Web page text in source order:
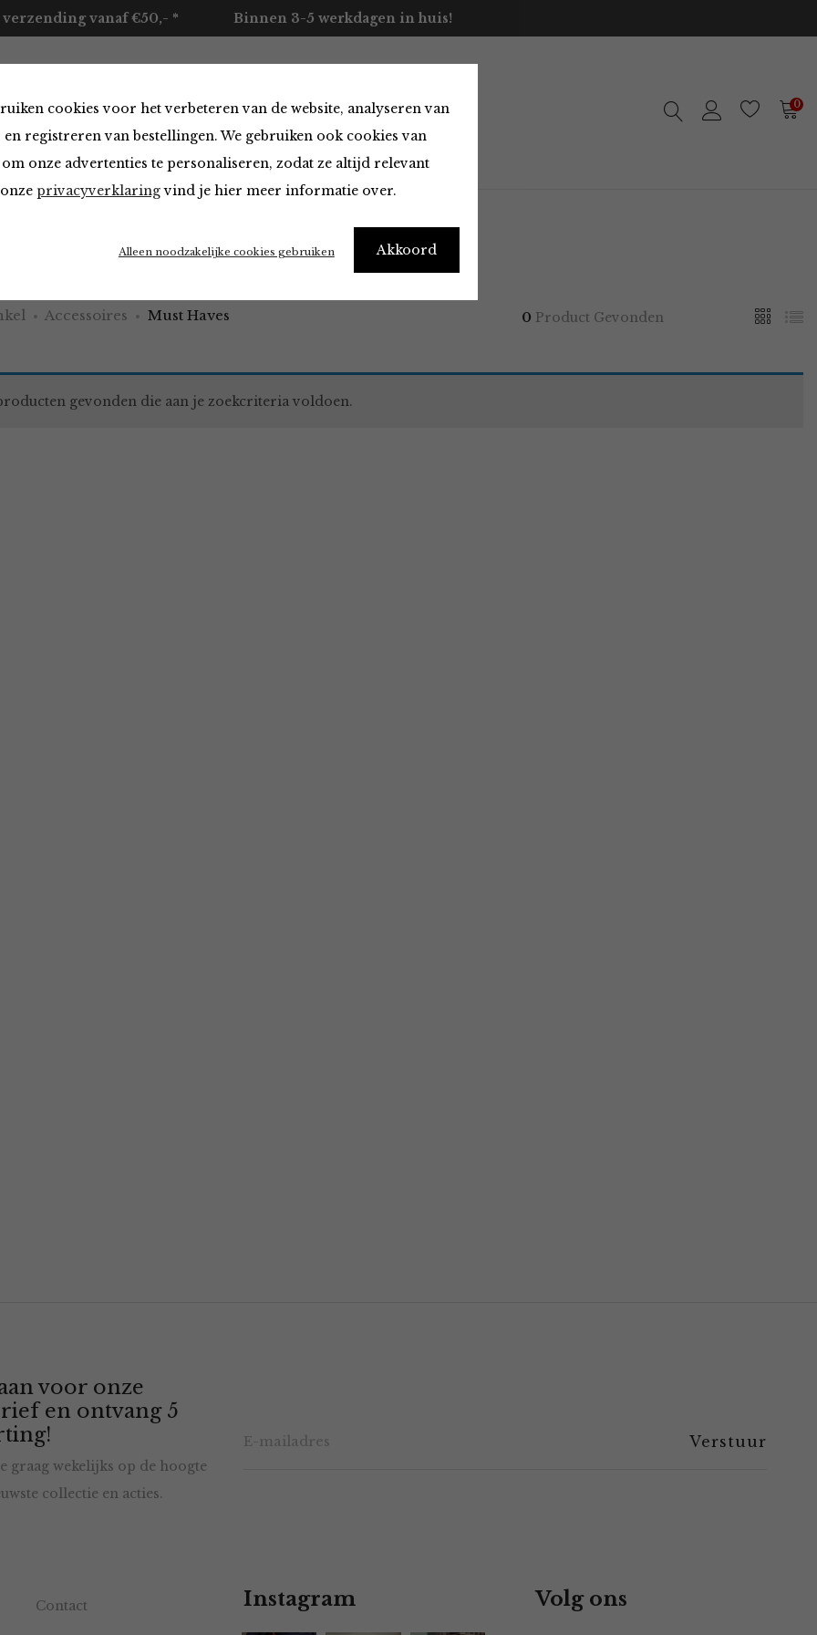
cookies voor het verbeteren van de website, analyseren van
en registreren van bestellingen. We gebruiken ook cookies van
onze advertenties te personaliseren, zodat ze altijd relevant
privacyverklaringvind je hier meer informatie over.
Akkoord
Alleen noodzakelijke cookies gebruiken
verzending vanaf €50,- * Binnen 3-5 werkdagen in huis!
Merken Over ons Contact 0
Accessoires Must Haves 0 Product Gevonden
gevonden die aan je zoekcriteria voldoen.
voor onze
en ontvang 5
graag wekelijks op de hoogte
collectie en acties.
Contact Instagram Volg ons